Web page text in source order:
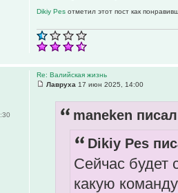
Dikiy Pes отметил этот пост как
Re: Валийская жизнь
Лавруха 17 июн 2025, 14:00
maneken
Dikiy Pes
Сейчас будет
какую